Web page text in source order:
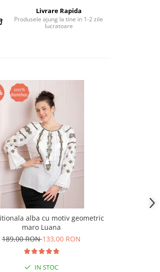
Livrare Rapida
Produsele ajung la tine in 1-2 zile
lucratoare
alba cu motiv geometric
maro Luana
189,00 RON133,00 RON
IN STOC